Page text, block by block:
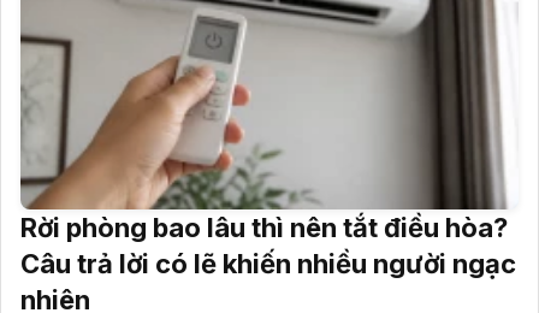
Rời phòng bao lâu thì nên tắt điều hòa?
Câu trả lời có lẽ khiến nhiều người ngạc
nhiên